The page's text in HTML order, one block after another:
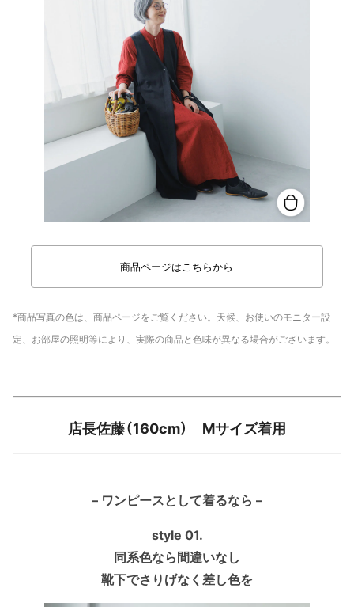
商品ページはこちらから
*商品写真の色は、商品ページをご覧ください。天候、お使いのモニター設
定、お部屋の照明等により、実際の商品と色味が異なる場合がございます。
店長佐藤（160cm） Mサイズ着用
– ワンピースとして着るなら –
style 01.
同系色なら間違いなし
靴下でさりげなく差し色を